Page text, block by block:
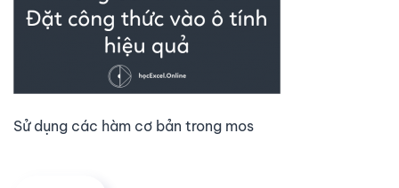
Sử dụng các hàm cơ bản trong mos